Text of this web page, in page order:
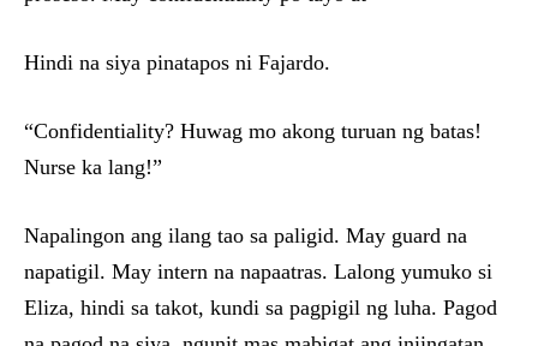
Hindi na siya pinatapos ni Fajardo.
“Confidentiality? Huwag mo akong turuan ng batas!
Nurse ka lang!”
Napalingon ang ilang tao sa paligid. May guard na
napatigil. May intern na napaatras. Lalong yumuko si
Eliza, hindi sa takot, kundi sa pagpigil ng luha. Pagod